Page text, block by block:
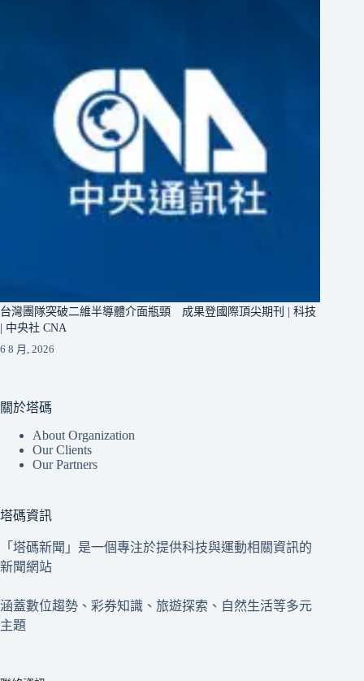
台灣團隊突破二維半導體介面瓶頸 成果登國際頂尖期刊 | 科技
| 中央社 CNA
6 8 月, 2026
關於塔碼
About Organization
Our Clients
Our Partners
塔碼資訊
「塔碼新聞」是一個專注於提供科技與運動相關資訊的
新聞網站
涵蓋數位趨勢、彩券知識、旅遊探索、自然生活等多元
主題